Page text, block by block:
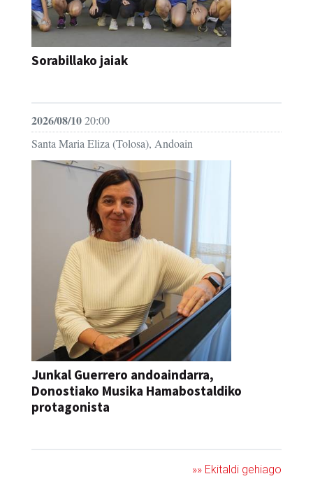
Sorabillako jaiak
2026/08/1020:00
Santa Maria Eliza (Tolosa), Andoain
Junkal Guerrero andoaindarra,
Donostiako Musika Hamabostaldiko
protagonista
»» Ekitaldi gehiago